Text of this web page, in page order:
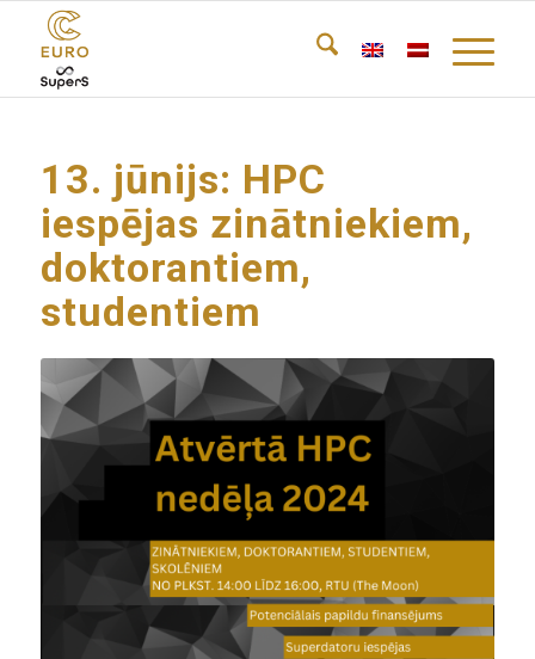
13. jūnijs: HPC
iespējas zinātniekiem,
doktorantiem,
studentiem